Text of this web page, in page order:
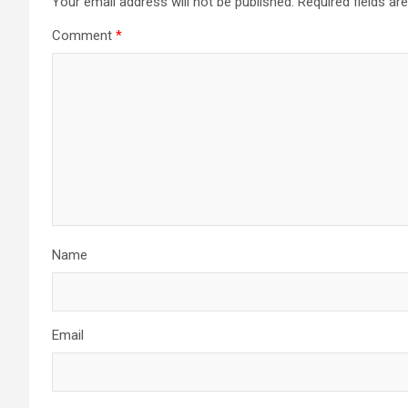
Comment *
Name
Email